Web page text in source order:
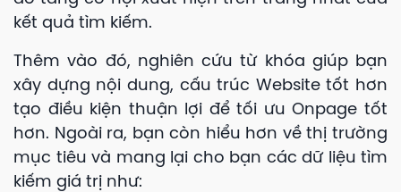
kết quả tìm kiếm.
Thêm vào đó, nghiên cứu từ khóa giúp bạn
xây dựng nội dung, cấu trúc Website tốt hơn
tạo điều kiện thuận lợi để tối ưu Onpage tốt
hơn. Ngoài ra, bạn còn hiểu hơn về thị trường
mục tiêu và mang lại cho bạn các dữ liệu tìm
kiếm giá trị như: